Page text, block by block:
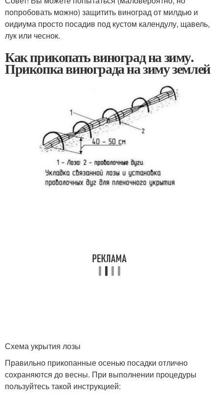
попробовать можно) защитить виноград от милдью и
оидиума просто посадив под кустом календулу, щавель,
лук или чеснок.
Как прикопать виноград на зиму.
Прикопка винограда на зиму землей
Схема укрытия лозы
Правильно прикопанные осенью посадки отлично
сохраняются до весны. При выполнении процедуры
пользуйтесь такой инструкцией: